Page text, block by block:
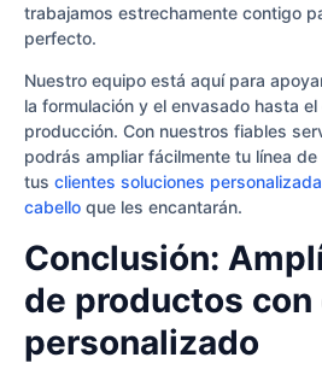
trabajamos estrechamente contigo
perfecto.
Nuestro equipo está aquí para
la formulación y el envasado hasta
producción. Con nuestros fiables
podrás ampliar fácilmente tu línea
tus clientes soluciones
cabello que les encantarán.
Conclusión:
de productos con
personalizado